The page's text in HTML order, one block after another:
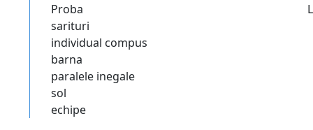
Proba
sarituri
individual compus
barna
paralele inegale
sol
echipe